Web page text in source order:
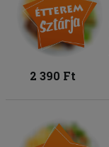
2 390 Ft